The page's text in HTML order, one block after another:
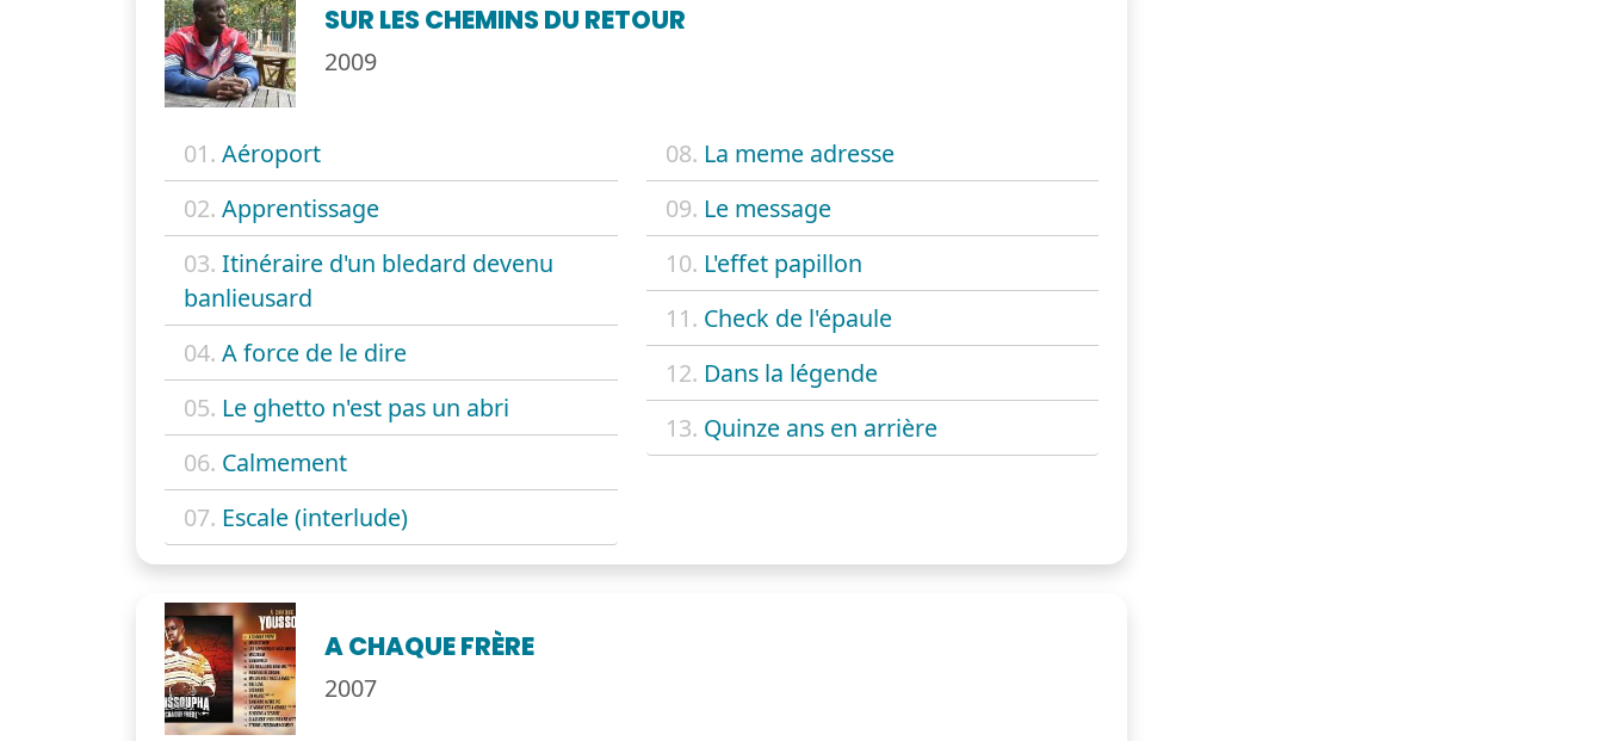
SUR LES CHEMINS DU RETOUR
2009
01. Aéroport
02. Apprentissage
03. Itinéraire d'un bledard devenu
banlieusard
04. A force de le dire
05. Le ghetto n'est pas un abri
06. Calmement
07. Escale (interlude)
08. La meme adresse
09. Le message
10. L'effet papillon
11. Check de l'épaule
12. Dans la légende
13. Quinze ans en arrière
A CHAQUE FRÈRE
2007